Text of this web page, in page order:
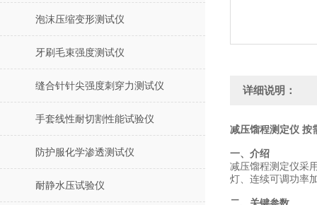
泡沫压缩变形测试仪
牙刷毛束强度测试仪
缝合针针尖强度刺穿力测试仪
手套线性耐切割性能试验仪
防护服化学渗透测试仪
耐静水压试验仪
详细说明：
减压馏程测定仪 按
‌一、介绍
减压馏程测定仪采
灯、连续可调功率